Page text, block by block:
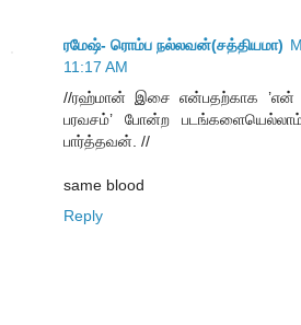
ரமேஷ்- ரொம்ப நல்லவன்(சத்தியமா)
11:17 AM
//ரஹ்மான் இசை என்பதற்காக ’என்
பரவசம்’ போன்ற
பார்த்தவன். //
same blood
Reply